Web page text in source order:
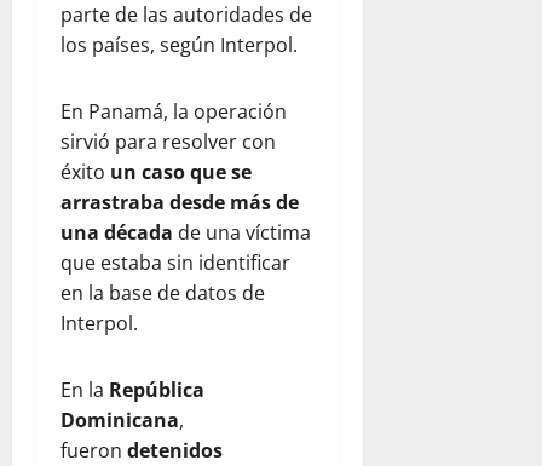
parte de las autoridades de
los países, según Interpol.
En Panamá, la operación
sirvió para resolver con
éxito un caso que se
arrastraba desde más de
una década de una víctima
que estaba sin identificar
en la base de datos de
Interpol.
En la República
Dominicana,
fueron detenidos